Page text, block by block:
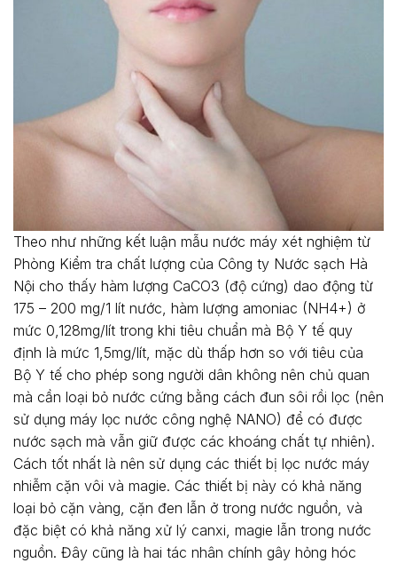
Theo như những kết luận mẫu nước máy xét nghiệm từ
Phòng Kiểm tra chất lượng của Công ty Nước sạch Hà
Nội cho thấy hàm lượng CaCO3 (độ cứng) dao động từ
175 – 200 mg/1 lít nước, hàm lượng amoniac (NH4+) ở
mức 0,128mg/lít trong khi tiêu chuẩn mà Bộ Y tế quy
định là mức 1,5mg/lít, mặc dù thấp hơn so với tiêu của
Bộ Y tế cho phép song người dân không nên chủ quan
mà cần loại bỏ nước cứng bằng cách đun sôi rồi lọc (nên
sử dụng máy lọc nước công nghệ NANO) để có được
nước sạch mà vẫn giữ được các khoáng chất tự nhiên).
Cách tốt nhất là nên sử dụng các thiết bị lọc nước máy
nhiễm cặn vôi và magie. Các thiết bị này có khả năng
loại bỏ cặn vàng, cặn đen lẫn ở trong nước nguồn, và
đặc biệt có khả năng xử lý canxi, magie lẫn trong nước
nguồn. Đây cũng là hai tác nhân chính gây hỏng hóc